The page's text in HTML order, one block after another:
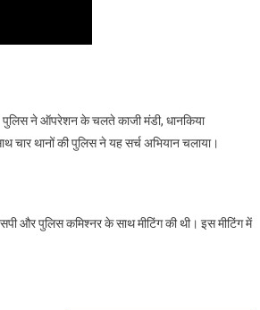
पुलिस ने ऑपरेशन के चलते काजी मंडी, धानकिया
चार थानों की पुलिस ने यह सर्च अभियान चलाया।
और पुलिस कमिश्नर के साथ मीटिंग की थी। इस मीटिंग में